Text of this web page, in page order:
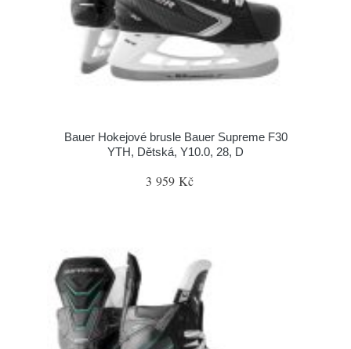
Bauer Hokejové brusle Bauer Supreme F30
YTH, Dětská, Y10.0, 28, D
3 959 Kč